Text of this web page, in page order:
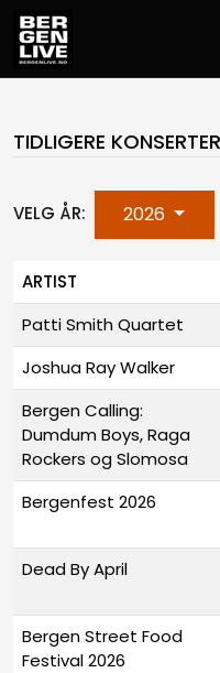
TIDLIGERE KONSERTER
VELG ÅR: 2026
ARTIST
Patti Smith Quartet
Joshua Ray Walker
Bergen Calling:
Dumdum Boys, Raga
Rockers og Slomosa
Bergenfest 2026
Dead By April
Bergen Street Food
Festival 2026